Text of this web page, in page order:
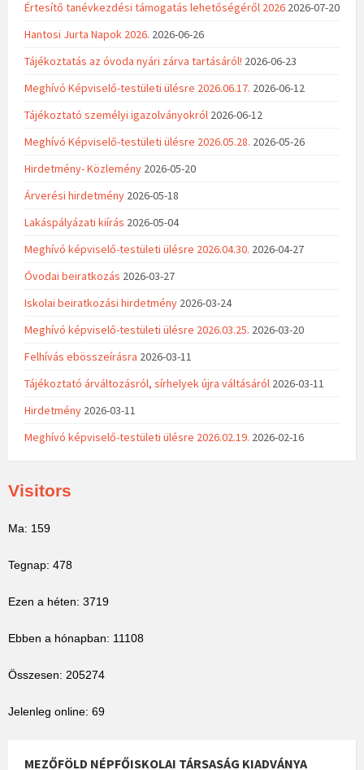
Értesítő tanévkezdési támogatás lehetőségéről 2026 2026-07-20
Hantosi Jurta Napok 2026. 2026-06-26
Tájékoztatás az óvoda nyári zárva tartásáról! 2026-06-23
Meghívó Képviselő-testületi ülésre 2026.06.17. 2026-06-12
Tájékoztató személyi igazolványokról 2026-06-12
Meghívó Képviselő-testületi ülésre 2026.05.28. 2026-05-26
Hirdetmény- Közlemény 2026-05-20
Árverési hirdetmény 2026-05-18
Lakáspályázati kiírás 2026-05-04
Meghívó képviselő-testületi ülésre 2026.04.30. 2026-04-27
Óvodai beiratkozás 2026-03-27
Iskolai beiratkozási hirdetmény 2026-03-24
Meghívó képviselő-testületi ülésre 2026.03.25. 2026-03-20
Felhívás ebösszeírásra 2026-03-11
Tájékoztató árváltozásról, sírhelyek újra váltásáról 2026-03-11
Hirdetmény 2026-03-11
Meghívó képviselő-testületi ülésre 2026.02.19. 2026-02-16
Visitors
Ma: 159
Tegnap: 478
Ezen a héten: 3719
Ebben a hónapban: 11108
Összesen: 205274
Jelenleg online: 69
MEZŐFÖLD NÉPFŐISKOLAI TÁRSASÁG KIADVÁNYA